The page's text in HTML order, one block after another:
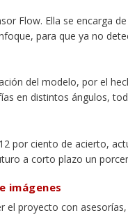
Flow. Ella se encarga
para que ya no
del modelo, por el
en distintos ángulos,
por ciento de acierto,
a corto plazo un
imágenes
el proyecto con